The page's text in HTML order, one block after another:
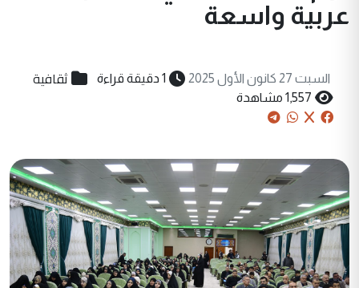
عربية واسعة
السبت 27 كانون الأول 2025 1 دقيقة قراءة ثقافية
1,557 مشاهدة